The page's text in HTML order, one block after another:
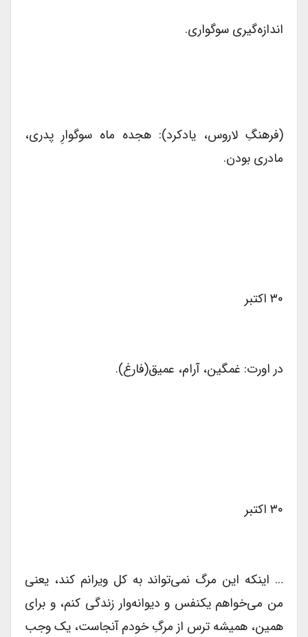
اندازه‌گیری سوگواری.
(فرهنگِ لاروس، یادکرد): هجده ماه سوگوارِ پدری،
مادری بودن.
۳۰ اکتبر
در اورت: غمگین، آرام، عمیق(فارغ).
۳۰ اکتبر
… اینکه این مرگ نمی‌تواند به کل ویرانم ‌کند، یعنی
من می‌خواهم یکنفس و دیوانه‌وار زندگی کنم، و برای
همین، همیشه ترس از مرگِ خودم آنجاست، یک وجب